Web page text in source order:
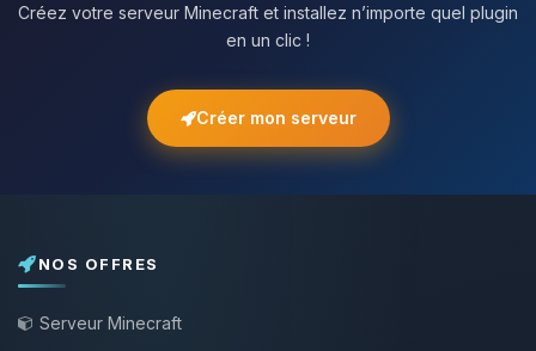
Créez votre serveur Minecraft et installez n’importe quel plugin
en un clic !
Créer mon serveur
NOS OFFRES
Serveur Minecraft